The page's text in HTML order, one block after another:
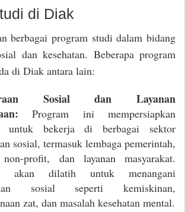
di Diak
berbagai program studi dalam bidang
dan kesehatan. Beberapa program
di Diak antara lain:
Sosial dan Layanan
Program ini mempersiapkan
untuk bekerja di berbagai sektor
sosial, termasuk lembaga pemerintah,
non-profit, dan layanan masyarakat.
akan dilatih untuk menangani
sosial seperti kemiskinan,
zat, dan masalah kesehatan mental.